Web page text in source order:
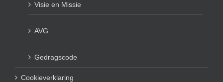
Visie en Missie
AVG
Gedragscode
Cookieverklaring